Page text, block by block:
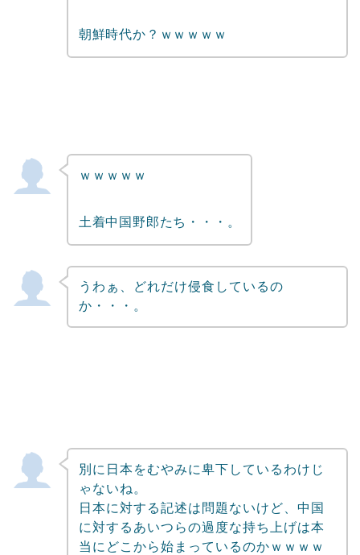
朝鮮時代か？ｗｗｗｗｗ
ｗｗｗｗｗ
土着中国野郎たち・・・。
うわぁ、どれだけ侵食しているの
か・・・。
別に日本をむやみに卑下しているわけじ
ゃないね。
日本に対する記述は問題ないけど、中国
に対するあいつらの過度な持ち上げは本
当にどこから始まっているのかｗｗｗｗ